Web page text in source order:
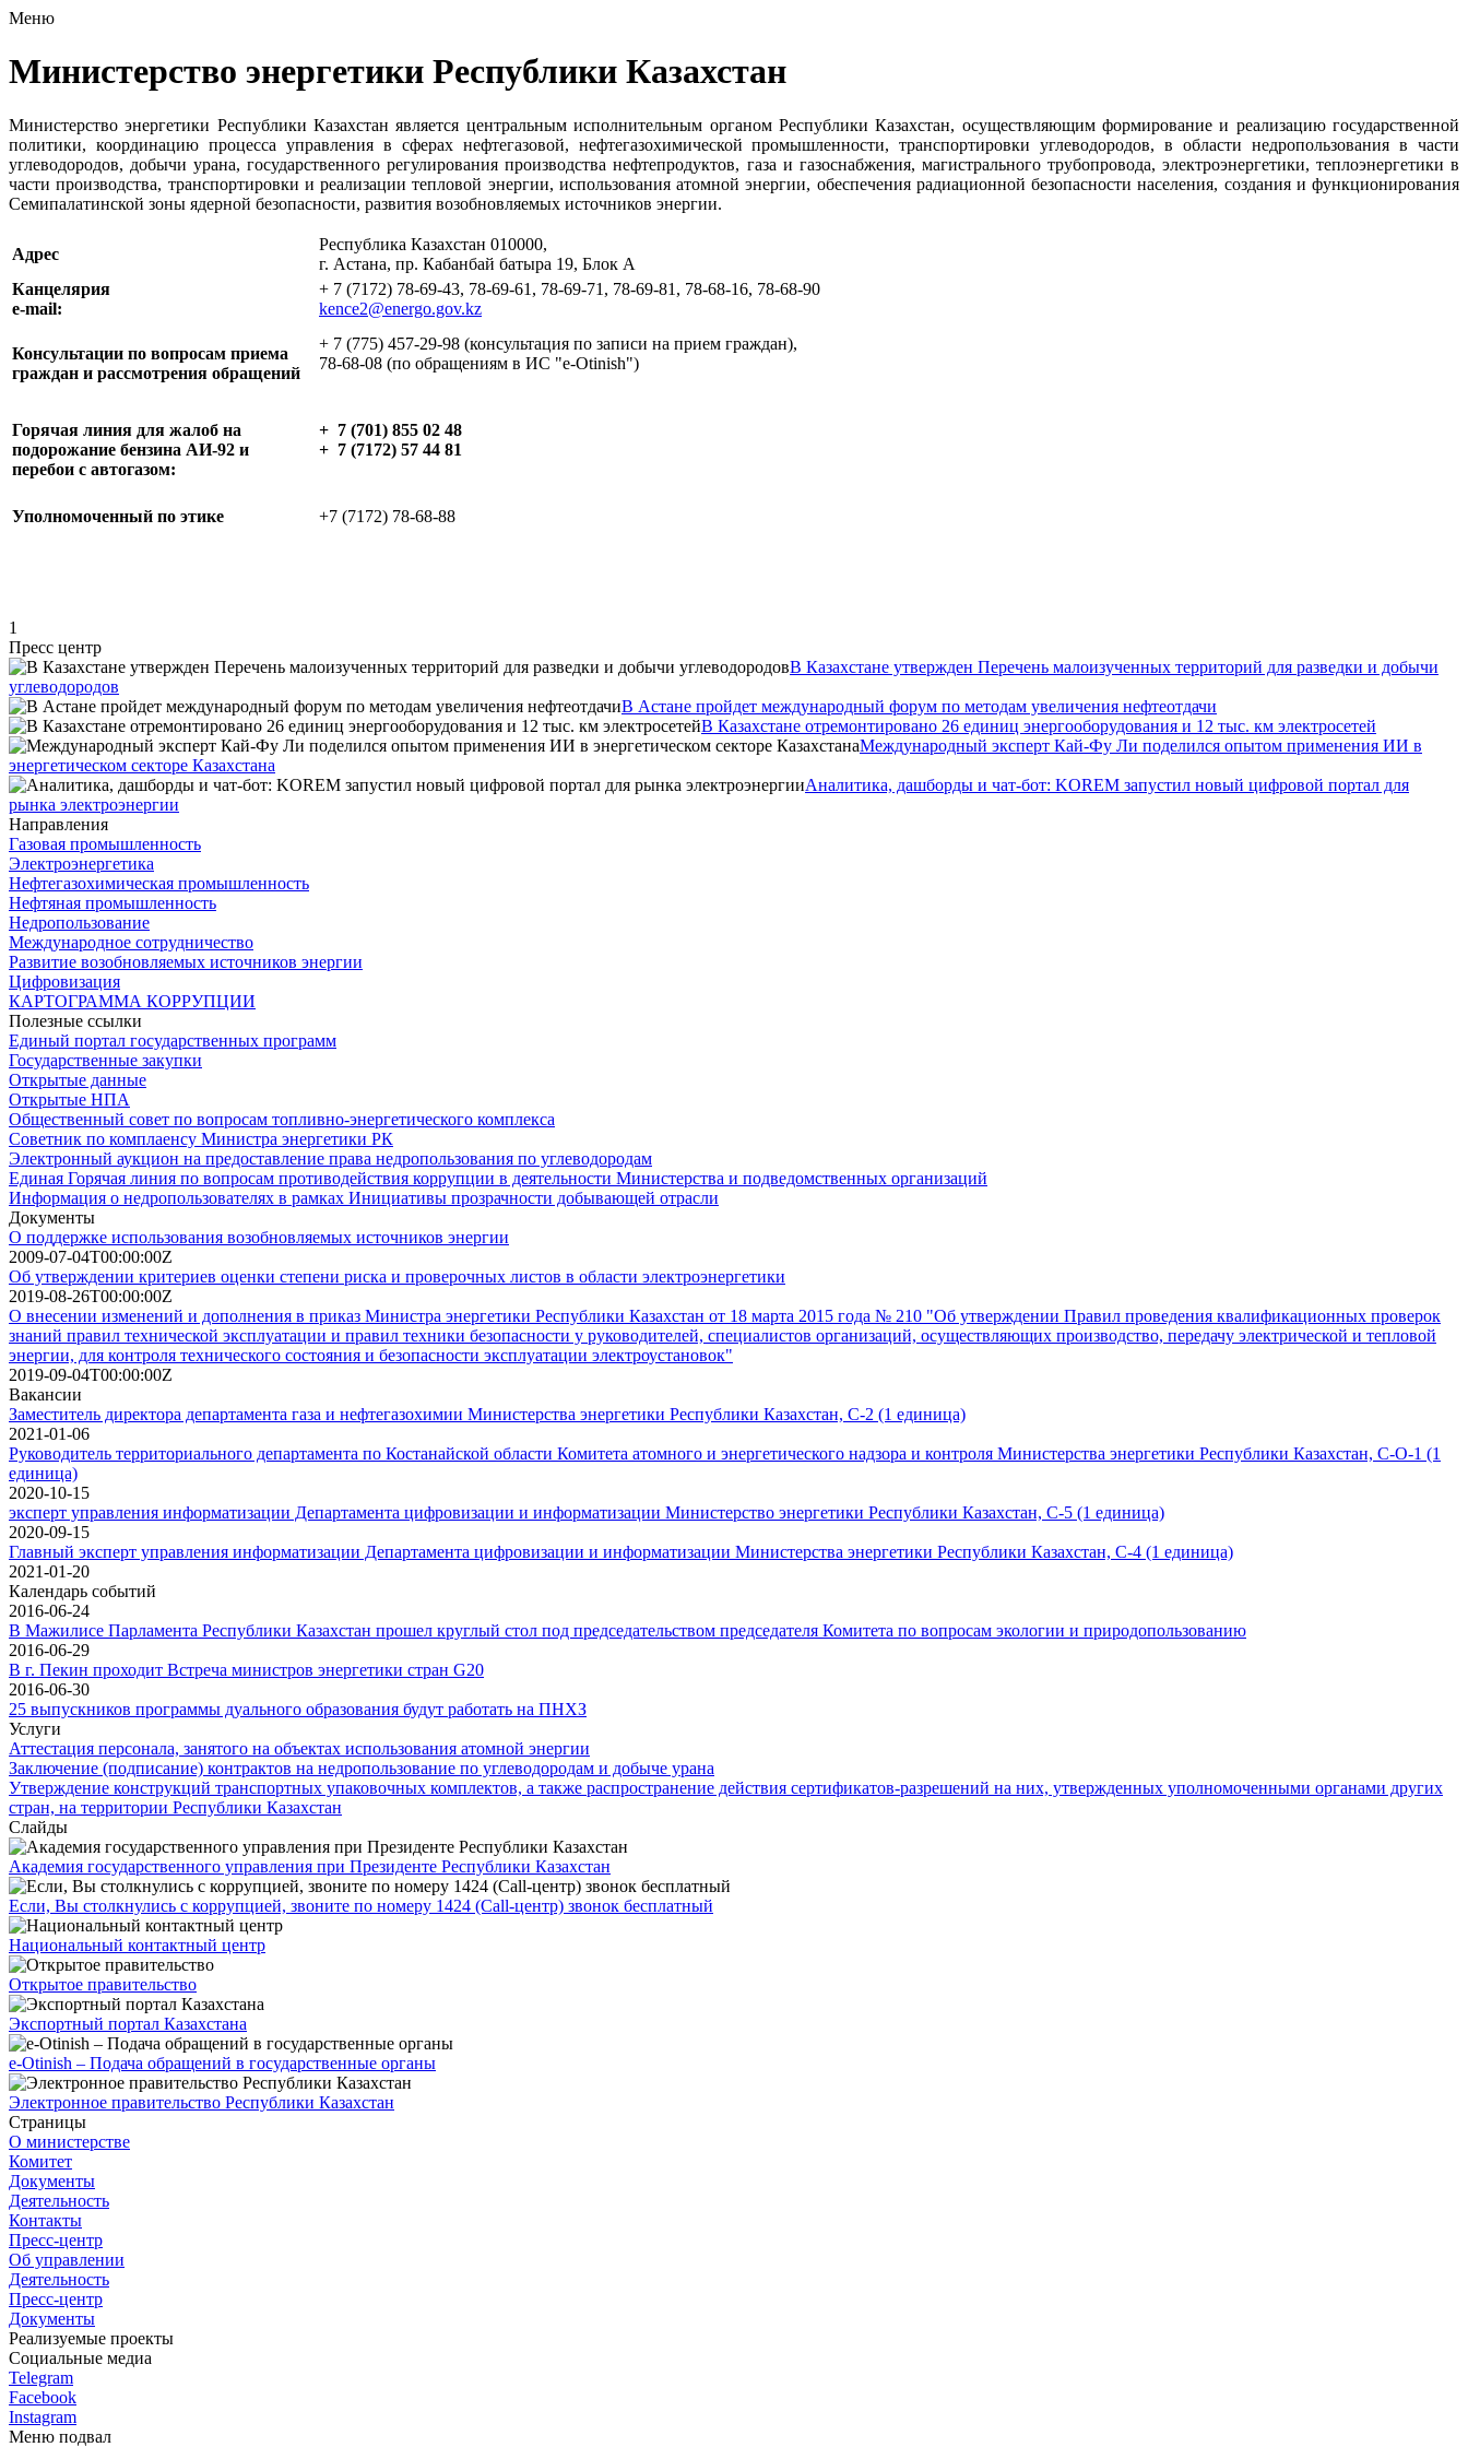
Меню
Министерство энергетики Республики Казахстан
Министерство энергетики Республики Казахстан является центральным исполнительным органом Республики Казахстан, осуществляющим формирование и реализацию государственной
политики, координацию процесса управления в сферах нефтегазовой, нефтегазохимической промышленности, транспортировки углеводородов, в области недропользования в части
углеводородов, добычи урана, государственного регулирования производства нефтепродуктов, газа и газоснабжения, магистрального трубопровода, электроэнергетики, теплоэнергетики в
части производства, транспортировки и реализации тепловой энергии, использования атомной энергии, обеспечения радиационной безопасности населения, создания и функционирования
Семипалатинской зоны ядерной безопасности, развития возобновляемых источников энергии.
Адрес
Республика Казахстан 010000,
г. Астана, пр. Кабанбай батыра 19, Блок А
Канцелярия
e-mail:
+ 7 (7172) 78-69-43, 78-69-61, 78-69-71, 78-69-81, 78-68-16, 78-68-90
kence2@energo.gov.kz
Консультации по вопросам приема
граждан и рассмотрения обращений
+ 7 (775) 457-29-98 (консультация по записи на прием граждан),
78-68-08 (по обращениям в ИС "e-Otinish")
Горячая линия для жалоб на
подорожание бензина АИ-92 и
перебои с автогазом:
+ 7 (701) 855 02 48
+ 7 (7172) 57 44 81
Уполномоченный по этике +7 (7172) 78-68-88
1
Пресс центр
В Казахстане утвержден Перечень малоизученных территорий для разведки и добычи
углеводородов
В Астане пройдет международный форум по методам увеличения нефтеотдачи
В Казахстане отремонтировано 26 единиц энергооборудования и 12 тыс. км электросетей
Международный эксперт Кай-Фу Ли поделился опытом применения ИИ в
энергетическом секторе Казахстана
Аналитика, дашборды и чат-бот: KOREM запустил новый цифровой портал для
рынка электроэнергии
Направления
Газовая промышленность
Электроэнергетика
Нефтегазохимическая промышленность
Нефтяная промышленность
Недропользование
Международное сотрудничество
Развитие возобновляемых источников энергии
Цифровизация
КАРТОГРАММА КОРРУПЦИИ
Полезные ссылки
Единый портал государственных программ
Государственные закупки
Открытые данные
Открытые НПА
Общественный совет по вопросам топливно-энергетического комплекса
Советник по комплаенсу Министра энергетики РК
Электронный аукцион на предоставление права недропользования по углеводородам
Единая Горячая линия по вопросам противодействия коррупции в деятельности Министерства и подведомственных организаций
Информация о недропользователях в рамках Инициативы прозрачности добывающей отрасли
Документы
О поддержке использования возобновляемых источников энергии
2009-07-04T00:00:00Z
Об утверждении критериев оценки степени риска и проверочных листов в области электроэнергетики
2019-08-26T00:00:00Z
О внесении изменений и дополнения в приказ Министра энергетики Республики Казахстан от 18 марта 2015 года № 210 "Об утверждении Правил проведения квалификационных проверок
знаний правил технической эксплуатации и правил техники безопасности у руководителей, специалистов организаций, осуществляющих производство, передачу электрической и тепловой
энергии, для контроля технического состояния и безопасности эксплуатации электроустановок"
2019-09-04T00:00:00Z
Вакансии
Заместитель директора департамента газа и нефтегазохимии Министерства энергетики Республики Казахстан, C-2 (1 единица)
2021-01-06
Руководитель территориального департамента по Костанайской области Комитета атомного и энергетического надзора и контроля Министерства энергетики Республики Казахстан, C-O-1 (1
единица)
2020-10-15
эксперт управления информатизации Департамента цифровизации и информатизации Министерство энергетики Республики Казахстан, C-5 (1 единица)
2020-09-15
Главный эксперт управления информатизации Департамента цифровизации и информатизации Министерства энергетики Республики Казахстан, C-4 (1 единица)
2021-01-20
Календарь событий
2016-06-24
В Мажилисе Парламента Республики Казахстан прошел круглый стол под председательством председателя Комитета по вопросам экологии и природопользованию
2016-06-29
В г. Пекин проходит Встреча министров энергетики стран G20
2016-06-30
25 выпускников программы дуального образования будут работать на ПНХЗ
Услуги
Аттестация персонала, занятого на объектах использования атомной энергии
Заключение (подписание) контрактов на недропользование по углеводородам и добыче урана
Утверждение конструкций транспортных упаковочных комплектов, а также распространение действия сертификатов-разрешений на них, утвержденных уполномоченными органами других
стран, на территории Республики Казахстан
Слайды
Академия государственного управления при Президенте Республики Казахстан
Если, Вы столкнулись с коррупцией, звоните по номеру 1424 (Call-центр) звонок бесплатный
Национальный контактный центр
Открытое правительство
Экспортный портал Казахстана
e-Otinish – Подача обращений в государственные органы
Электронное правительство Республики Казахстан
Страницы
О министерстве
Комитет
Документы
Деятельность
Контакты
Пресс-центр
Об управлении
Деятельность
Пресс-центр
Документы
Реализуемые проекты
Социальные медиа
Telegram
Facebook
Instagram
Меню подвал